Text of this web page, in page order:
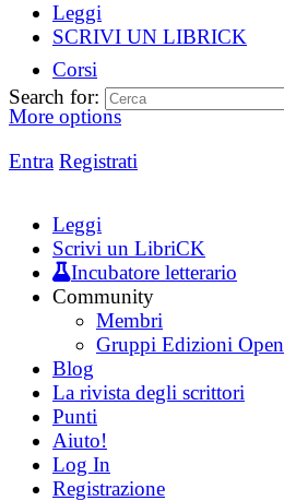
Leggi
SCRIVI UN LIBRICK
Corsi
More options
Entra Registrati
Search for:
Leggi
Scrivi un LibriCK
Incubatore letterario
Community
Membri
Gruppi Edizioni Open
Blog
La rivista degli scrittori
Punti
Aiuto!
Log In
Registrazione